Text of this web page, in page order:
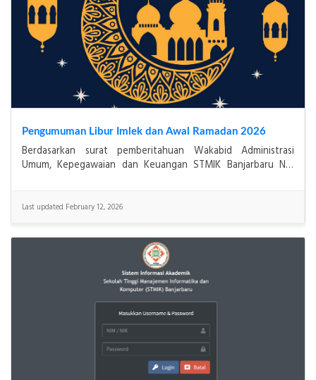
Pendaftaran Ujian PKL 2025
PENGUMUMANDiberitahukan kepada mahasiswa(i) yang telah
mengambil PKL, pengumpulan berkas ujian PKL dimulai
Last updated December 16, 2025